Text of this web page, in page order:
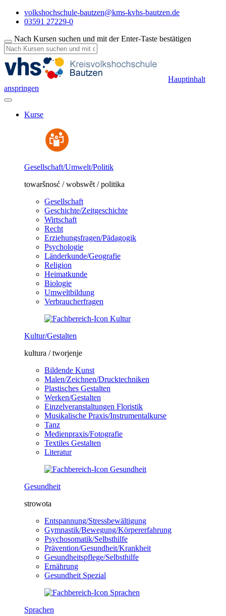
volkshochschule-bautzen@kms-kvhs-bautzen.de
03591 27229-0
Nach Kursen suchen und mit der Enter-Taste bestätigen
Hauptinhalt
anspringen
Kurse
Gesellschaft/Umwelt/Politik
towaršnosć / wobswět / politika
Gesellschaft
Geschichte/Zeitgeschichte
Wirtschaft
Recht
Erziehungsfragen/Pädagogik
Psychologie
Länderkunde/Geografie
Religion
Heimatkunde
Biologie
Umweltbildung
Verbraucherfragen
Kultur/Gestalten
kultura / tworjenje
Bildende Kunst
Malen/Zeichnen/Drucktechniken
Plastisches Gestalten
Werken/Gestalten
Einzelveranstaltungen Floristik
Musikalische Praxis/Instrumentalkurse
Tanz
Medienpraxis/Fotografie
Textiles Gestalten
Literatur
Gesundheit
strowota
Entspannung/Stressbewältigung
Gymnastik/Bewegung/Körpererfahrung
Psychosomatik/Selbsthilfe
Prävention/Gesundheit/Krankheit
Gesundheitspflege/Selbsthilfe
Ernährung
Gesundheit Spezial
Sprachen